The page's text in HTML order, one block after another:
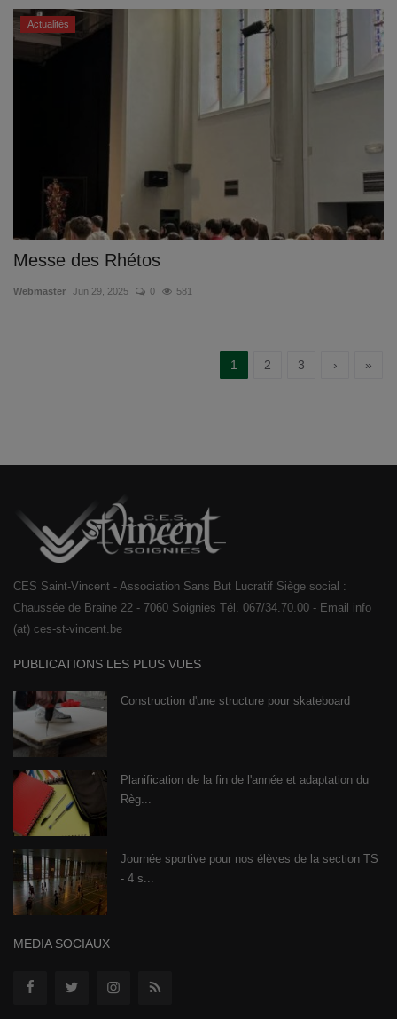
Actualités
Messe des Rhétos
Webmaster Jun 29, 2025 0 581
1 2 3 › »
CES Saint-Vincent - Association Sans But Lucratif Siège social :
Chaussée de Braine 22 - 7060 Soignies Tél. 067/34.70.00 - Email info
(at) ces-st-vincent.be
PUBLICATIONS LES PLUS VUES
Construction d'une structure pour skateboard
Planification de la fin de l'année et adaptation du
Règ...
Journée sportive pour nos élèves de la section TS
- 4 s...
MEDIA SOCIAUX